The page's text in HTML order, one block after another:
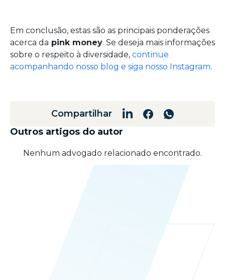
Em conclusão, estas são as principais ponderações
acerca da pink money. Se deseja mais informações
sobre o respeito à diversidade, continue
acompanhando nosso blog e siga nosso Instagram.
Compartilhar
Outros artigos do autor
Nenhum advogado relacionado encontrado.